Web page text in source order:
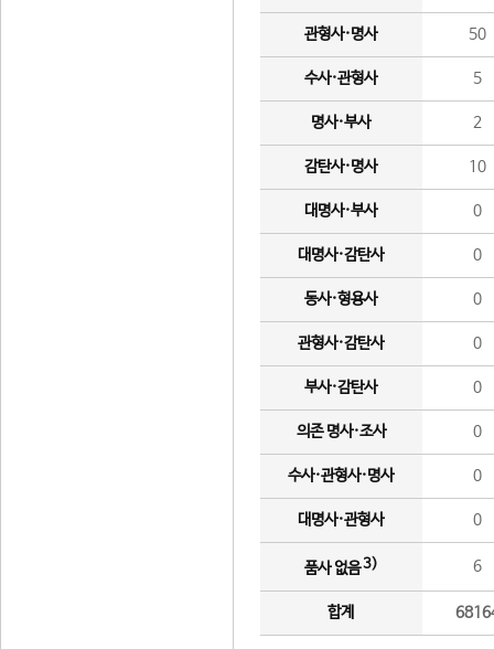
관형사·명사 50
수사·관형사 5
명사·부사 2
감탄사·명사 10
대명사·부사 0
대명사·감탄사 0
동사·형용사 0
관형사·감탄사 0
부사·감탄사 0
의존 명사·조사 0
수사·관형사·명사 0
대명사·관형사 0
품사 없음3) 6
합계